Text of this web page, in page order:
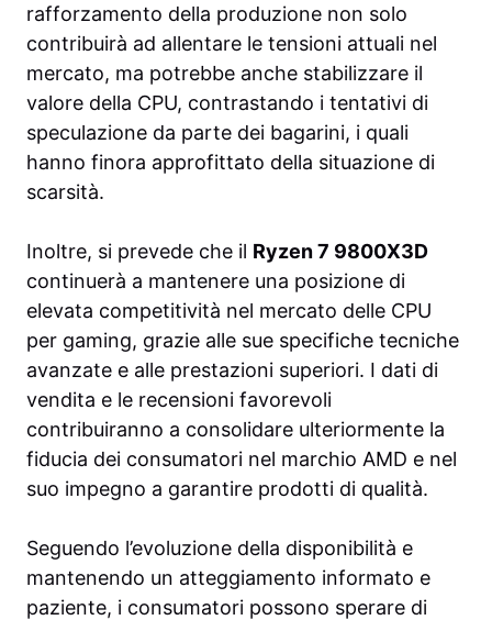
rafforzamento della produzione non solo
contribuirà ad allentare le tensioni attuali nel
mercato, ma potrebbe anche stabilizzare il
valore della CPU, contrastando i tentativi di
speculazione da parte dei bagarini, i quali
hanno finora approfittato della situazione di
scarsità.
Inoltre, si prevede che il Ryzen 7 9800X3D
continuerà a mantenere una posizione di
elevata competitività nel mercato delle CPU
per gaming, grazie alle sue specifiche tecniche
avanzate e alle prestazioni superiori. I dati di
vendita e le recensioni favorevoli
contribuiranno a consolidare ulteriormente la
fiducia dei consumatori nel marchio AMD e nel
suo impegno a garantire prodotti di qualità.
Seguendo l’evoluzione della disponibilità e
mantenendo un atteggiamento informato e
paziente, i consumatori possono sperare di